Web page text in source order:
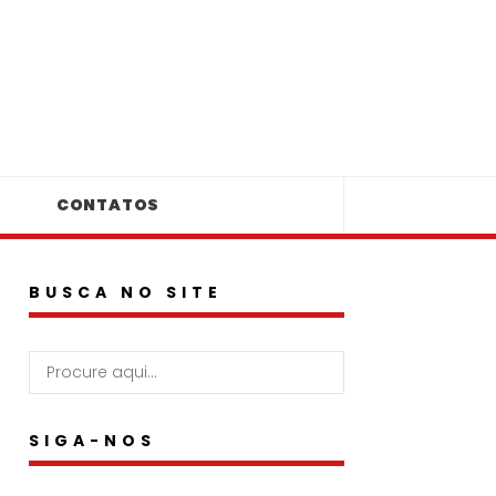
CONTATOS
BUSCA NO SITE
SIGA-NOS